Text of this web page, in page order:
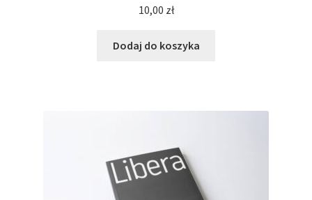
10,00 zł
Dodaj do koszyka